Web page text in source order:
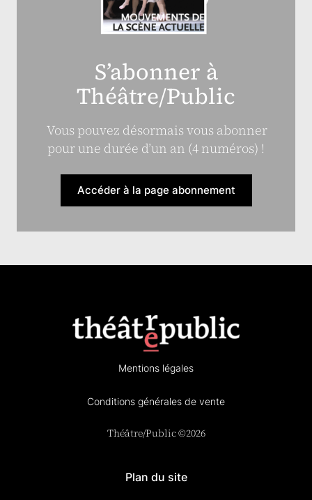
S’abonner à
Théâtre/Public
Vous pouvez désormais vous abonner
pour une durée d’un an (4 numéros) !
Accéder à la page abonnement
Mentions légales
Conditions générales de vente
Théâtre/Public ©2026
Plan du site